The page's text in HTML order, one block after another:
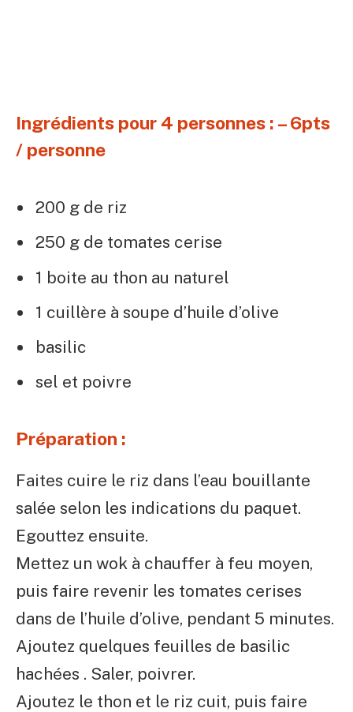
Ingrédients pour 4 personnes : – 6pts
/ personne
200 g de riz
250 g de tomates cerise
1 boite au thon au naturel
1 cuillère à soupe d’huile d’olive
basilic
sel et poivre
Préparation :
Faites cuire le riz dans l’eau bouillante
salée selon les indications du paquet.
Egouttez ensuite.
Mettez un wok à chauffer à feu moyen,
puis faire revenir les tomates cerises
dans de l’huile d’olive, pendant 5 minutes.
Ajoutez quelques feuilles de basilic
hachées . Saler, poivrer.
Ajoutez le thon et le riz cuit, puis faire